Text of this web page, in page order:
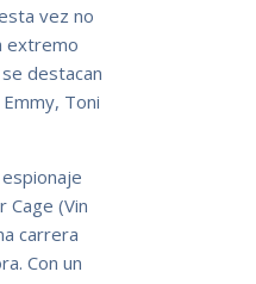
vez no
extremo
destacan
Toni
(Vin
carrera
Con un